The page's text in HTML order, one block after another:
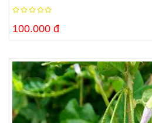
100.000 đ